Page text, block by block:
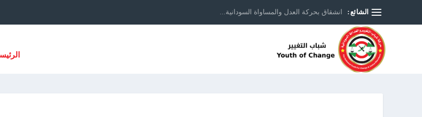
الشائع: انشقاق بحركة العدل والمساواة السودانية...